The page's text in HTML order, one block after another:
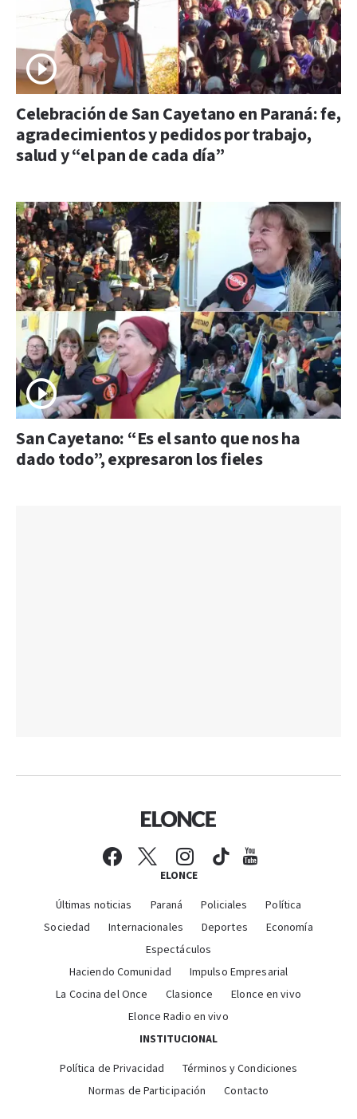
Celebración de San Cayetano en Paraná: fe,
agradecimientos y pedidos por trabajo,
salud y “el pan de cada día”
San Cayetano: “Es el santo que nos ha
dado todo”, expresaron los fieles
ELONCE
Últimas noticias Paraná Policiales
Política
Sociedad
Internacionales Deportes
Economía
Espectáculos
Haciendo Comunidad
Impulso Empresarial
La Cocina del Once
Clasionce
Elonce en vivo
Elonce Radio en vivo
INSTITUCIONAL
Política de Privacidad
Términos y Condiciones
Normas de Participación
Contacto